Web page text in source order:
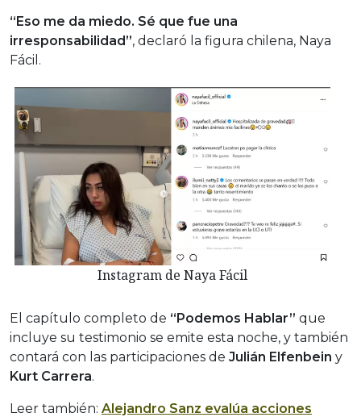
“Eso me da miedo. Sé que fue una
irresponsabilidad”, declaró la figura chilena, Naya
Fácil.
Instagram de Naya Fácil
El capítulo completo de “Podemos Hablar” que
incluye su testimonio se emite esta noche, y también
contará con las participaciones de Julián Elfenbein y
Kurt Carrera.
Leer también: Alejandro Sanz evalúa acciones